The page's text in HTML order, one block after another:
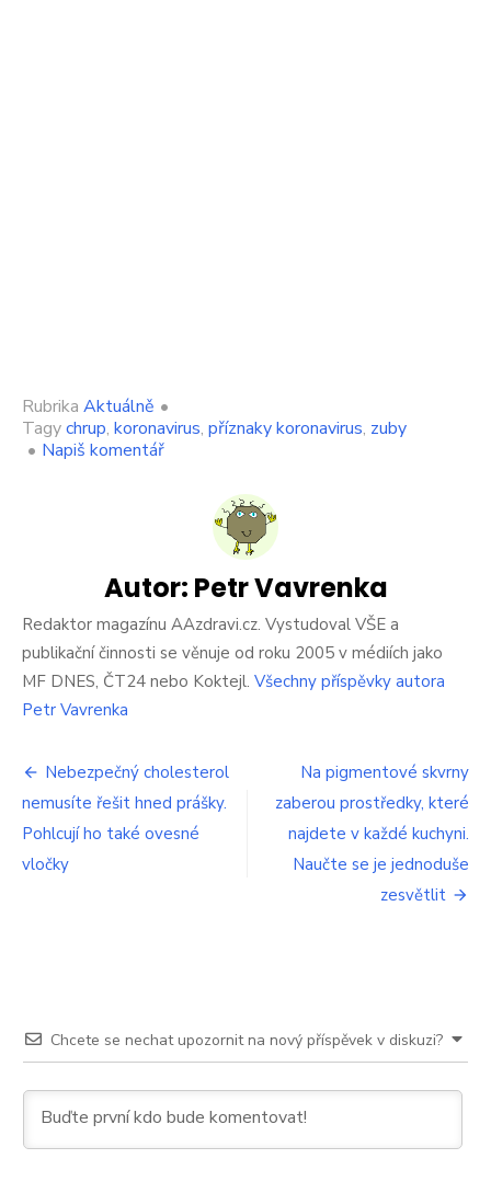
Rubrika Aktuálně •
Tagychrup, koronavirus, příznaky koronavirus, zuby
• Napiš komentářon
následek
Covidu-
Přicházíme
o
zuby,
hlásí
pacienti
několik
Autor: Petr Vavrenka
Redaktor magazínu AAzdravi.cz. Vystudoval VŠE a
publikační činnosti se věnuje od roku 2005 v médiích jako
MF DNES, ČT24 nebo Koktejl. Všechny příspěvky autora
Petr Vavrenka
Navigace
pro
příspěvek
Nebezpečný cholesterol
nemusíte řešit hned prášky.
Pohlcují ho také ovesné
vločky
Na pigmentové skvrny
zaberou prostředky, které
najdete v každé kuchyni.
Naučte se je jednoduše
zesvětlit
Chcete se nechat upozornit na nový příspěvek v diskuzi?